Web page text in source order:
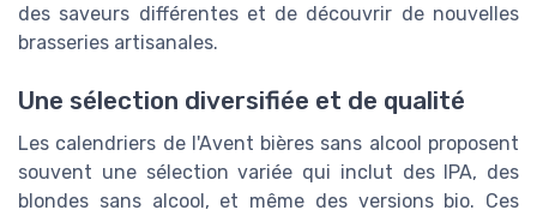
des saveurs différentes et de découvrir de nouvelles
brasseries artisanales.
Une sélection diversifiée et de qualité
Les calendriers de l'Avent bières sans alcool proposent
souvent une sélection variée qui inclut des IPA, des
blondes sans alcool, et même des versions bio. Ces